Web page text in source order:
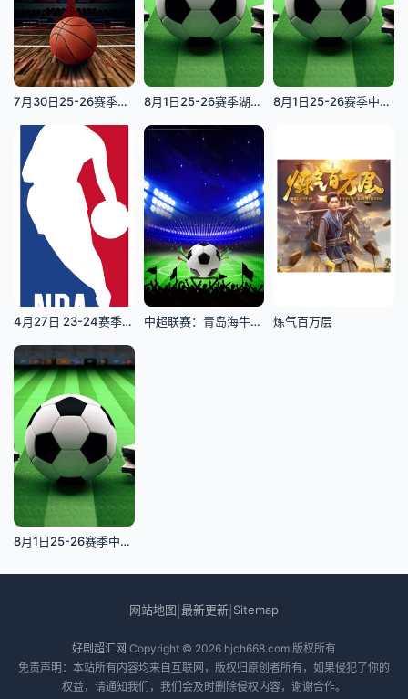
7月30日25-26赛季全国女子篮球锦标赛 合肥文旅68VS76山东赤水河酒 8月1日25-26赛季湖北省城市足球联赛 鄂州临空队VS恩施小土豆队 8月1日25-26赛季中甲联赛 延边龙鼎VS南京城市
4月27日 23-24赛季NBA季后赛R1G3 雄鹿VS步行者 中超联赛：青岛海牛VS天津津门虎20260725 炼气百万层
8月1日25-26赛季中乙联赛 湖北青年星VS广东铭途
网站地图 最新更新 Sitemap
好剧超汇网 Copyright © 2026 hjch668.com 版权所有
免责声明：本站所有内容均来自互联网，版权归原创者所有，如果侵犯了你的
权益，请通知我们，我们会及时删除侵权内容，谢谢合作。